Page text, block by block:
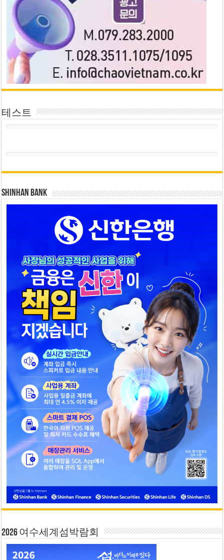
테스트
SHINHAN BANK
2026 여수세계섬박람회